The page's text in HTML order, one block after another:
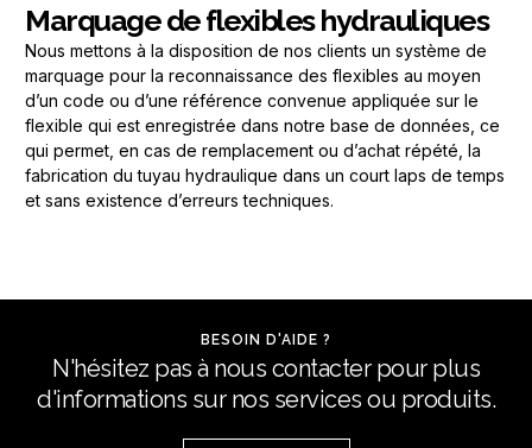
Marquage de flexibles hydrauliques
Nous mettons à la disposition de nos clients un système de
marquage pour la reconnaissance des flexibles au moyen
d’un code ou d’une référence convenue appliquée sur le
flexible qui est enregistrée dans notre base de données, ce
qui permet, en cas de remplacement ou d’achat répété, la
fabrication du tuyau hydraulique dans un court laps de temps
et sans existence d’erreurs techniques.
BESOIN D'AIDE ?
N'hésitez pas à nous contacter pour plus
d'informations sur nos services ou produits.